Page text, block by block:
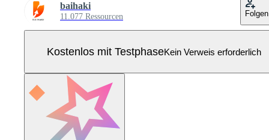
baihaki
11.077 Ressourcen Folgen
Kostenlos mit TestphaseKein Verweis erforderlich